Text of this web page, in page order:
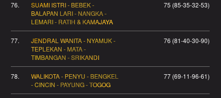
76.
SUAMI ISTRI - BEBEK -
BALAPAN LARI - NANGKA -
LEMARI - RATIH & KAMAJAYA
75 (85-35-32-53)
77.
JENDRAL WANITA - NYAMUK -
TEPLEKAN - MATA -
TIMBANGAN - SRIKANDI
76 (81-40-30-90)
78.
WALIKOTA - PENYU - BENGKEL
- CINCIN - PAYUNG - TOGOG
77 (69-11-96-61)